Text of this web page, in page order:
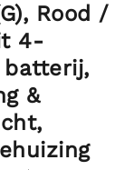
Rood /
4-
batterij,
&